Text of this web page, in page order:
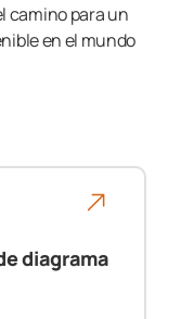
camino para un
en el mundo
diagrama